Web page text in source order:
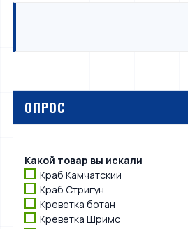
ОПРОС
Какой товар вы искали
Краб Камчатский
Краб Стригун
Креветка ботан
Креветка Шримс